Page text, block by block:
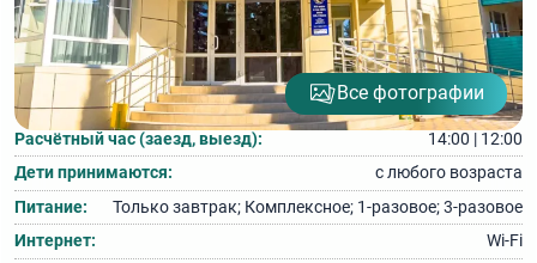
Все фотографии
Расчётный час (заезд, выезд):
14:00 | 12:00
Дети принимаются:
с любого возраста
Питание:
Только завтрак; Комплексное; 1‑разовое; 3‑разовое
Интернет:
Wi-Fi